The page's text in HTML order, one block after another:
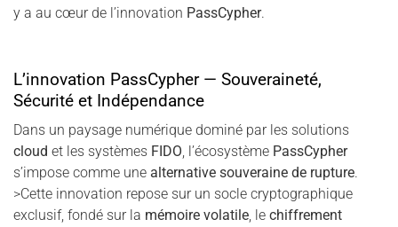
y a au cœur de l’innovation PassCypher.
L’innovation PassCypher — Souveraineté,
Sécurité et Indépendance
Dans un paysage numérique dominé par les solutions
cloud et les systèmes FIDO, l’écosystème PassCypher
s’impose comme une alternative souveraine de rupture.
>Cette innovation repose sur un socle cryptographique
exclusif, fondé sur la mémoire volatile, le chiffrement